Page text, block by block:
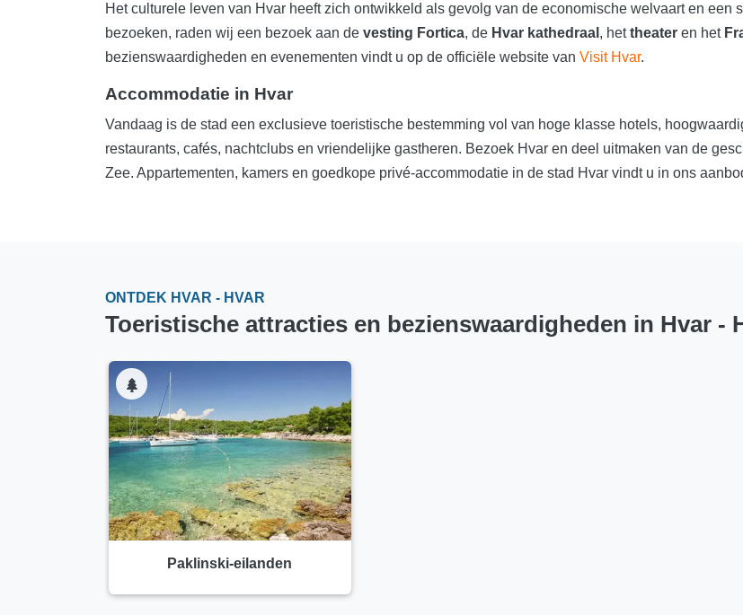
Het culturele leven van Hvar heeft zich ontwikkeld als gevolg van de economische welvaart en een
bezoeken, raden wij een bezoek aan de vesting Fortica, de Hvar kathedraal , hettheater en het
bezienswaardigheden en evenementen vindt u op de officiële website van Visit Hvar.
Accommodatie in Hvar
Vandaag is de stad een exclusieve toeristische bestemming vol van hoge klasse hotels,
restaurants, cafés, nachtclubs en vriendelijke gastheren. Bezoek Hvar en deel uitmaken van de
Zee. Appartementen, kamers en goedkope privé-accommodatie in de stad Hvar vindt u in ons
ONTDEK HVAR - HVAR
Toeristische attracties en bezienswaardigheden in Hvar -
Paklinski-eilanden